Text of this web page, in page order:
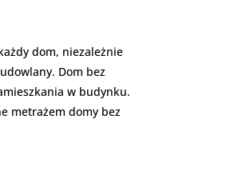
dom, niezależnie
Dom bez
w budynku.
metrażem domy bez